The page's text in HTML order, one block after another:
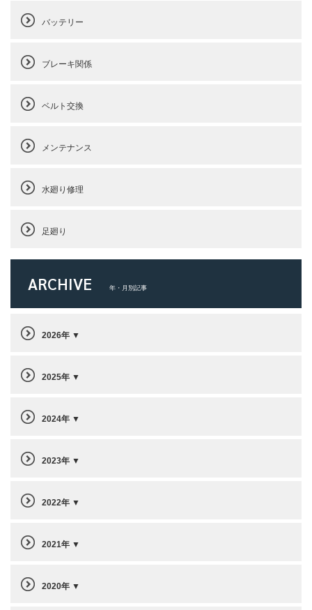
バッテリー
ブレーキ関係
ベルト交換
メンテナンス
水廻り修理
足廻り
ARCHIVE 年・月別記事
2026年
2025年
2024年
2023年
2022年
2021年
2020年